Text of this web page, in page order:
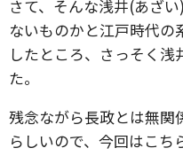
さて、そんな浅井(あざ
ないものかと江戸時代
したところ、さっそく
た。
残念ながら長政とは無関
らしいので、今回はこち